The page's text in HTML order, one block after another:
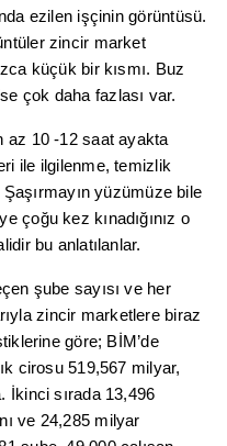
ezilen işçinin görüntüsü.
zincir market
küçük bir kısmı. Buz
çok daha fazlası var.
az 10 -12 saat ayakta
ile ilgilenme, temizlik
yüzümüze bile
çoğu kez kınadığınız o
bu anlatılanlar.
şube sayısı ve her
zincir marketlere biraz
göre; BİM’de
cirosu 519,567 milyar,
İkinci sırada 13,496
ve 24,285 milyar